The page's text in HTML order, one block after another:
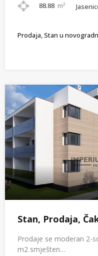
88.88 m²
Prodaja, Stan u
Stan, Prodaja,
Prodaje se moderan 2-
m2 smješten…